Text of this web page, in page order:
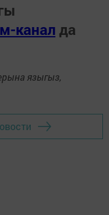
канал да
языгыз,